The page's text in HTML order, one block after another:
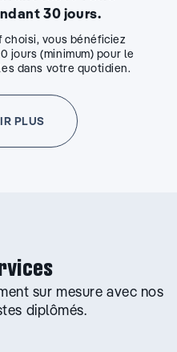
30 jours.
choisi, vous bénéficiez
jours (minimum) pour le
dans votre quotidien.
PLUS
sur mesure avec nos
diplômés.